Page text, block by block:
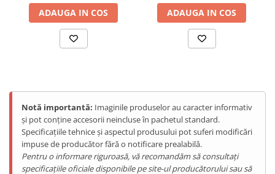
ENERGIE
Gift Card EV
STATII DE INCARCARE EV
ADAUGA IN COS ADAUGA IN COS
Notă importantă: Imaginile produselor au caracter informativ
și pot conține accesorii neincluse în pachetul standard.
Specificațiile tehnice și aspectul produsului pot suferi modificări
impuse de producător fără o notificare prealabilă.
Pentru o informare riguroasă, vă recomandăm să consultați
specificațiile oficiale disponibile pe site-ul producătorului sau să